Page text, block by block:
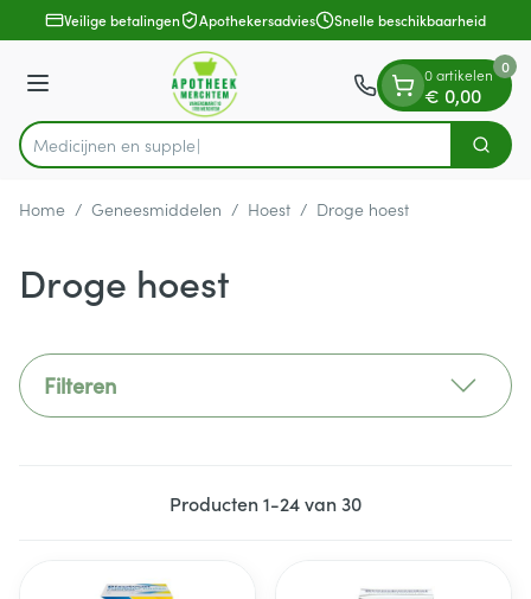
Ga naar de inhoud
1 van 1Veilige betalingen Apothekersadvies Snelle beschikbaarheid
Menu
Product, merk, categorie... Zoek
0 artikelen
€ 0,00
0
Home / Geneesmiddelen / Hoest / Droge hoest
Droge hoest
Filteren
Producten1-24van30